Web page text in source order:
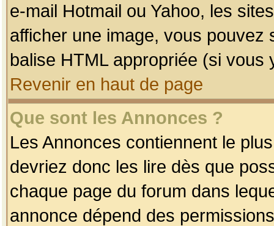
e-mail Hotmail ou Yahoo, les
afficher une image, vous pouvez
balise HTML appropriée (si vous
Revenir en haut de page
Que sont les Annonces ?
Les Annonces contiennent le
devriez donc les lire dès que
chaque page du forum dans
annonce dépend des